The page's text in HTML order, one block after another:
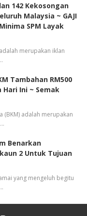
142 Kekosongan
Malaysia ~ GAJI
SPM Layak
merupakan iklan
Tambahan RM500
Ini ~ Semak
(BKM) adalah merupakan
Benarkan
2 Untuk Tujuan
yang mengeluh begitu